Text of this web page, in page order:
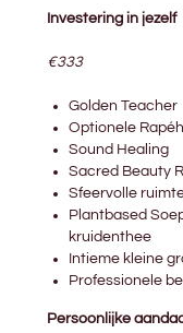
Investering in jezelf
€333
Golden Teacher
Optionele
Sound Healing
Sacred Beauty
Sfeervolle
Plantbased
kruidenthee
Intieme kleine
Professionele
Persoonlijke